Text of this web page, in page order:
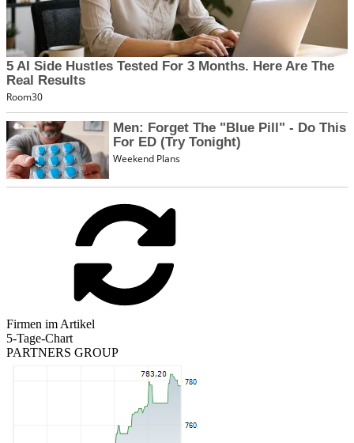
Firmen im Artikel
5-Tage-Chart
PARTNERS GROUP